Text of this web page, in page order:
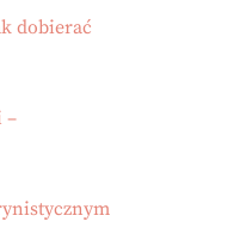
dobierać
–